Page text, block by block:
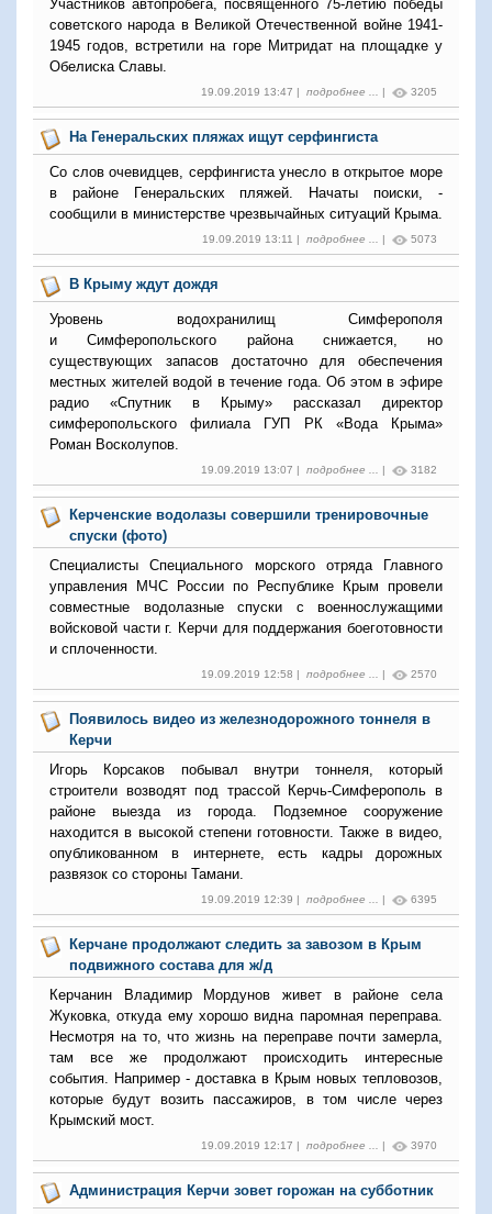
Участников автопробега, посвященного 75-летию победы
советского народа в Великой Отечественной войне 1941-
1945 годов, встретили на горе Митридат на площадке у
Обелиска Славы.
19.09.2019 13:47 | подробнее ... | 3205
На Генеральских пляжах ищут серфингиста
Со слов очевидцев, серфингиста унесло в открытое море
в районе Генеральских пляжей. Начаты поиски, -
сообщили в министерстве чрезвычайных ситуаций Крыма.
19.09.2019 13:11 | подробнее ... | 5073
В Крыму ждут дождя
Уровень водохранилищ Симферополя
и Симферопольского района снижается, но
существующих запасов достаточно для обеспечения
местных жителей водой в течение года. Об этом в эфире
радио «Спутник в Крыму» рассказал директор
симферопольского филиала ГУП РК «Вода Крыма»
Роман Восколупов.
19.09.2019 13:07 | подробнее ... | 3182
Керченские водолазы совершили тренировочные
спуски (фото)
Специалисты Специального морского отряда Главного
управления МЧС России по Республике Крым провели
совместные водолазные спуски с военнослужащими
войсковой части г. Керчи для поддержания боеготовности
и сплоченности.
19.09.2019 12:58 | подробнее ... | 2570
Появилось видео из железнодорожного тоннеля в
Керчи
Игорь Корсаков побывал внутри тоннеля, который
строители возводят под трассой Керчь-Симферополь в
районе выезда из города. Подземное сооружение
находится в высокой степени готовности. Также в видео,
опубликованном в интернете, есть кадры дорожных
развязок со стороны Тамани.
19.09.2019 12:39 | подробнее ... | 6395
Керчане продолжают следить за завозом в Крым
подвижного состава для ж/д
Керчанин Владимир Мордунов живет в районе села
Жуковка, откуда ему хорошо видна паромная переправа.
Несмотря на то, что жизнь на переправе почти замерла,
там все же продолжают происходить интересные
события. Например - доставка в Крым новых тепловозов,
которые будут возить пассажиров, в том числе через
Крымский мост.
19.09.2019 12:17 | подробнее ... | 3970
Администрация Керчи зовет горожан на субботник